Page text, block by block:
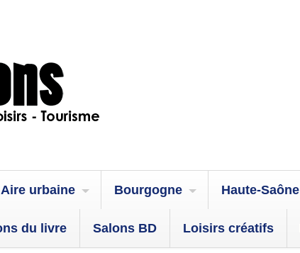
Aire urbaine Bourgogne Haute-Saône
du livre Salons BD Loisirs créatifs